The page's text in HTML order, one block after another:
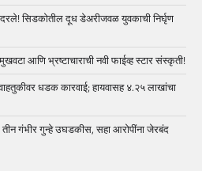
सिडकोतील दूध डेअरीजवळ युवकाची निर्घृण
आणि भ्रष्टाचाराची नवी फाईव्ह स्टार संस्कृती!
धडक कारवाई; हायवासह ४.२५ लाखांचा
तीन गंभीर गुन्हे उघडकीस, सहा आरोपींना जेरबंद